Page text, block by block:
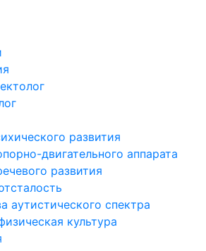
развития
двигательного аппарата
развития
аутистического спектра
культура